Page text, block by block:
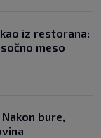
iz restorana:
meso
bure,